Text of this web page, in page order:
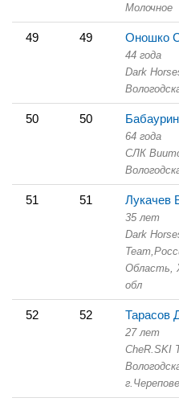
Молочное
49 49 Оношко
44 года
Dark
50 50
64 года
СЛК
51 51 Лукачев
35 лет
Dark
Team,
Область,
обл
52 52 Тарасов
27 лет
CheR.SKI